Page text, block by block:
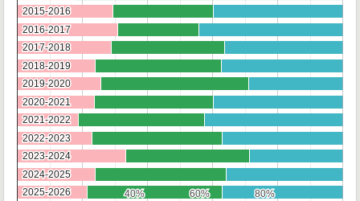
40%
40% 60%
60% 80%
80%
2015-2016
2015-2016
2016-2017
2016-2017
2017-2018
2017-2018
2018-2019
2018-2019
2019-2020
2019-2020
2020-2021
2020-2021
2021-2022
2021-2022
2022-2023
2022-2023
2023-2024
2023-2024
2024-2025
2024-2025
2025-2026
2025-2026